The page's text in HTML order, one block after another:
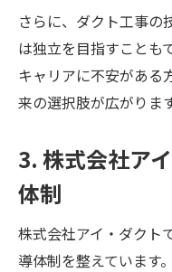
さらに、ダクト工事の
は独立を目指すことも
キャリアに不安がある
来の選択肢が広がります
3. 株式会社ア
体制
株式会社アイ・ダクト
導体制を整えています